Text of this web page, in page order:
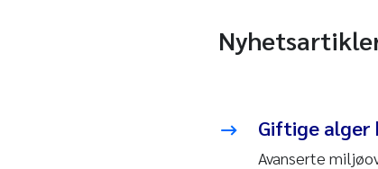
Giftige alger
Avanserte